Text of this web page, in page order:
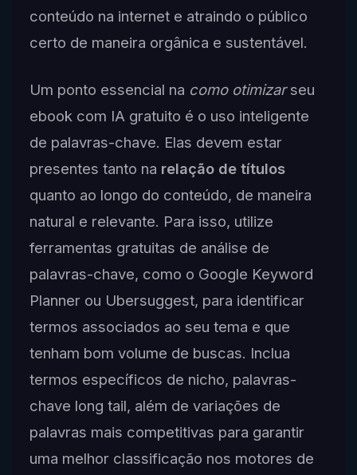
conteúdo na internet e atraindo o público
certo de maneira orgânica e sustentável.
Um ponto essencial na como otimizarseu
ebook com IA gratuito é o uso inteligente
de palavras-chave. Elas devem estar
presentes tanto na relação de títulos
quanto ao longo do conteúdo, de maneira
natural e relevante. Para isso, utilize
ferramentas gratuitas de análise de
palavras-chave, como o Google Keyword
Planner ou Ubersuggest, para identificar
termos associados ao seu tema e que
tenham bom volume de buscas. Inclua
termos específicos de nicho, palavras-
chave long tail, além de variações de
palavras mais competitivas para garantir
uma melhor classificação nos motores de